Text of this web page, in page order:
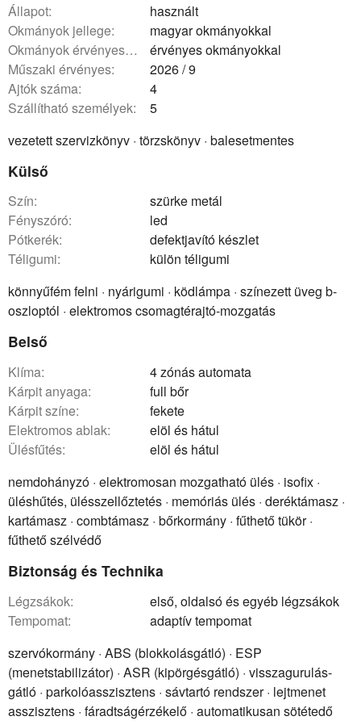
állapot:
használt
okmányok jellege:
magyar okmányokkal
okmányok érvényessége:
érvényes okmányokkal
műszaki érvényes:
2026 / 9
ajtók száma:
4
szállítható személyek:
5
vezetett szervizkönyv · törzskönyv · balesetmentes
Külső
szín:
szürke metál
fényszóró:
led
pótkerék:
defektjavító készlet
téligumi:
külön téligumi
könnyűfém felni · nyárigumi · ködlámpa · színezett üveg b-
oszloptól · elektromos csomagtérajtó-mozgatás
Belső
klíma:
4 zónás automata
kárpit anyaga:
full bőr
kárpit színe:
fekete
elektromos ablak:
elöl és hátul
ülésfűtés:
elöl és hátul
nemdohányzó · elektromosan mozgatható ülés · isofix ·
üléshűtés, ülésszellőztetés · memóriás ülés · deréktámasz ·
kartámasz · combtámasz · bőrkormány · fűthető tükör ·
fűthető szélvédő
Biztonság és Technika
légzsákok:
első, oldalsó és egyéb légzsákok
tempomat:
adaptív tempomat
szervókormány · ABS (blokkolásgátló) · ESP
(menetstabilizátor) · ASR (kipörgésgátló) · visszagurulás-
gátló · parkolóasszisztens · sávtartó rendszer · lejtmenet
asszisztens · fáradtságérzékelő · automatikusan sötétedő